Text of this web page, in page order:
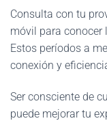
Consulta con tu
móvil para conocer
Estos períodos a
conexión y
Ser consciente de
puede mejorar tu